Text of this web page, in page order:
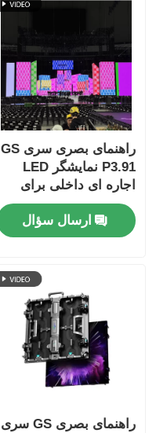
راهنمای بصری سری GS
P3.91 نمایشگر LED
اجاره ای داخلی برای
رویدادهای کنسرت، قفل
سریع دوگانه پشتیبان
7680 هرتز
ارسال سؤال
راهنمای بصری GS سری